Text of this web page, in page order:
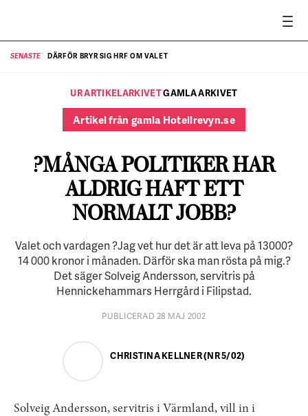
SENASTE DÄRFÖR BRYR SIG HRF OM VALET
UR ARTIKELARKIVETGAMLA ARKIVET
Artikel från gamla Hotellrevyn.se
?MÅNGA POLITIKER HAR
ALDRIG HAFT ETT
NORMALT JOBB?
Valet och vardagen ?Jag vet hur det är att leva på 13000?
14 000 kronor i månaden. Därför ska man rösta på mig.?
Det säger Solveig Andersson, servitris på
Hennickehammars Herrgård i Filipstad.
PUBLICERAD 28 MAJ 2002
CHRISTINA KELLNER (NR 5/02)
Solveig Andersson, servitris i Värmland, vill in i